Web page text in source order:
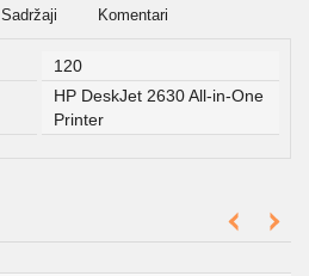
Sadržaji Komentari
120
HP DeskJet 2630 All-in-One
Printer